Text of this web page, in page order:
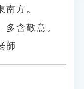
南方。
含敬意。
師